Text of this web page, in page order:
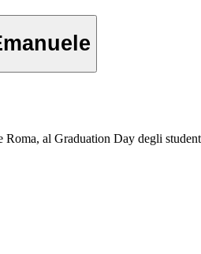
Roma, al Graduation Day degli